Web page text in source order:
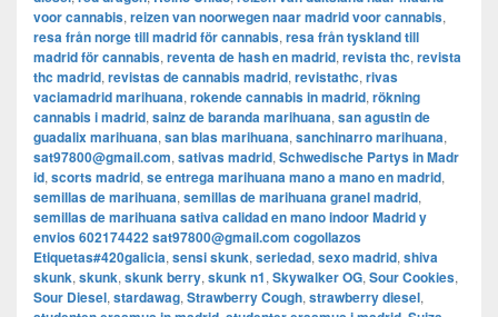
voor cannabis, reizen van noorwegen naar madrid voor cannabis,
resa från norge till madrid för cannabis, resa från tyskland till
madrid för cannabis, reventa de hash en madrid, revista thc, revista
thc madrid, revistas de cannabis madrid, revistathc, rivas
vaciamadrid marihuana, rokende cannabis in madrid, rökning
cannabis i madrid, sainz de baranda marihuana, san agustin de
guadalix marihuana, san blas marihuana, sanchinarro marihuana,
sat97800@gmail.com, sativas madrid, Schwedische Partys in Madr
id, scorts madrid, se entrega marihuana mano a mano en madrid,
semillas de marihuana, semillas de marihuana granel madrid,
semillas de marihuana sativa calidad en mano indoor Madrid y
envios 602174422 sat97800@gmail.com cogollazos
Etiquetas#420galicia, sensi skunk, seriedad, sexo madrid, shiva
skunk, skunk, skunk berry, skunk n1, Skywalker OG, Sour Cookies,
Sour Diesel, stardawag, Strawberry Cough, strawberry diesel,